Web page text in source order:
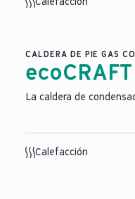
CALDERA DE PIE GAS
La caldera de
Calefacción